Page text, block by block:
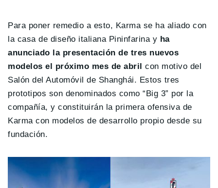
Para poner remedio a esto, Karma se ha aliado con
la casa de diseño italiana Pininfarina y ha
anunciado la presentación de tres nuevos
modelos el próximo mes de abril
con motivo del
Salón del Automóvil de Shanghái. Estos tres
prototipos son denominados como “Big 3” por la
compañía, y constituirán la primera ofensiva de
Karma con modelos de desarrollo propio desde su
fundación.